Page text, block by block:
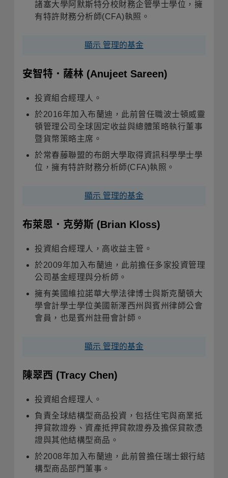
諸塞大學阿默斯特分校財務企管學士學位，擁
有特許財務分析師(CFA)執照。
顯示 管理的基金
安智特．薩林 (Anujeet Sareen)
投資組合經理人。
於2016年加入布蘭迪，此前曾任職波士頓威靈
頓管理公司全球固定收益與總體策略執行董事
暨貨幣策略主席。
於常春藤聯盟的布朗大學取得資訊科學學士學
位，擁有特許財務分析師(CFA)執照。
顯示 管理的基金
布萊恩．克勞斯 (Brian Kloss)
投資組合經理人，高收益主管。
於2009年加入布蘭迪，此前擔任多家投資管理
公司基金經理與分析師。
擁有美國維拉諾華大學法律博士與斯克蘭頓大
學會計學士學位美國新澤西州與賓州律師公會
會員，也是賓州註冊會計師。
顯示 管理的基金
陳翠西 (Tracy Chen)
投資組合經理人。
負責全球結構型商品投資，包括住宅與商業抵
押貸款證券、資產抵押貸款證券及擔保貸款憑
證與其他結構型商品。
於2008年加入布蘭迪，此前曾擔任瑞士銀行結
構型商品部門董事。